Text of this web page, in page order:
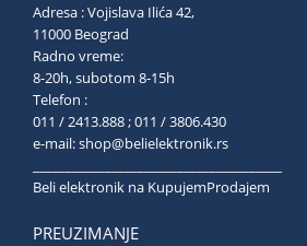
Adresa : Vojislava Ilića 42,
11000 Beograd
Radno vreme:
8-20h, subotom 8-15h
Telefon :
011 / 2413.888 ; 011 / 3806.430
e-mail:shop@belielektronik.rs
Beli elektronik na KupujemProdajem
PREUZIMANJE